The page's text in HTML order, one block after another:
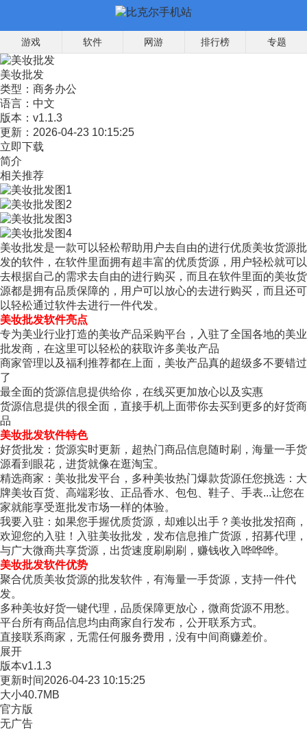
游戏 软件 网游 排行榜 专题
美妆批发
类型： 商务办公
语言： 中文
版本： v1.1.3
更新： 2026-04-23 10:15:25
立即下载
简介
相关推荐
美妆批发是一款可以轻松帮助用户去自由的进行优质美妆货源批
发的软件，在软件里面拥有超丰富的优质货源，用户轻松就可以
去根据自己的需求去自由的进行购买，而且在软件里面的美妆货
源都是拥有品质保障的，用户可以放心的去进行购买，而且还可
以轻松通过软件去进行一件代发。
美妆批发软件亮点
专为美业行业打造的美妆产品采购平台，入驻了全国各地的美业
批发商，在这里可以轻松的获取许多美妆产品
商家管理以及福利推荐都在上面，美妆产品真的超级多不要错过
了
最全面的货源信息提供给你，在线买更加放心以及实惠
货源信息提供的很全面，直接手机上面带你去买到更多的好货商
品
美妆批发软件特色
好货批发：货源实时更新，超热门商品信息随时刷，海量一手货
源看到眼花，进货就像在逛淘宝。
精选商家：美妆批发平台，多种美妆热门爆款货源任您挑选：大
牌美妆百货、高端彩妆、正品香水、包包、鞋子、手表...让您在
家就能享受逛批发市场一样的体验。
我要入驻：如果您手握优质货源，却难以出手？美妆批发招商，
欢迎您的入驻！入驻美妆批发，发布信息推广货源，招募代理，
与广大微商共享货源，出货速度刷刷刷，赚钱收入哗哗哗。
美妆批发软件优势
聚合优质美妆货源的批发软件，有海量一手货源，支持一件代
发。
多种美妆好货一键代理，品质保障更放心，微商货源不用愁。
平台所有商品信息均由商家自行发布，公开联系方式。
直接联系商家，无需任何服务费用，没有中间商赚差价。
展开
版本v1.1.3
更新时间2026-04-23 10:15:25
大小40.7MB
官方版
无广告